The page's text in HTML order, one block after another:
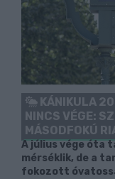
KÁNIKULA
NINCS VÉGE:
MÁSODFOKÚ
A július vége óta
mérséklik, de a
fokozott